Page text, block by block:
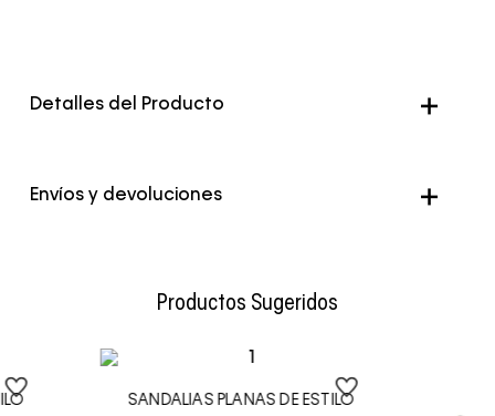
Detalles del Producto
Envíos y devoluciones
Productos Sugeridos
SANDALIAS PLANAS DE ESTILO